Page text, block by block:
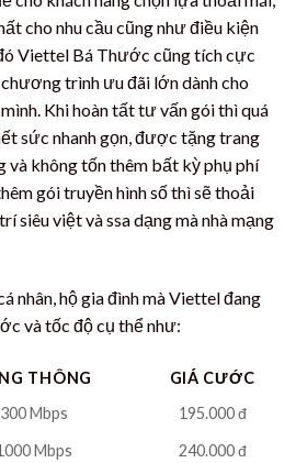
cho nhu cầu cũng như điều kiện
Viettel Bá Thước cũng tích cực
trình ưu đãi lớn dành cho
Khi hoàn tất tư vấn gói thì quá
sức nhanh gọn, được tặng trang
và không tốn thêm bất kỳ phụ phí
gói truyền hình số thì sẽ thoải
siêu việt và ssa dạng mà nhà mạng
nhân, hộ gia đình mà Viettel đang
và tốc độ cụ thể như:
THÔNG
GIÁ CƯỚC
300 Mbps
195.000 đ
Mbps
240.000 đ